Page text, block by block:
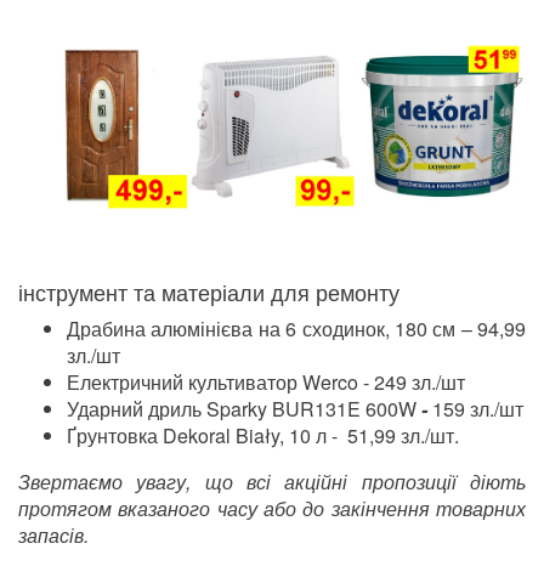
інструмент та матеріали для ремонту
Драбина алюмінієва на 6 сходинок, 180 см – 94,99
зл./шт
Електричний культиватор Werco - 249 зл./шт
Ударний дриль Sparky BUR131E 600W-159 зл./шт
Ґрунтовка Dekoral Biały, 10 л - 51,99 зл./шт.
Звертаємо увагу, що всі акційні пропозиції діють
протягом вказаного часу або до закінчення товарних
запасів.